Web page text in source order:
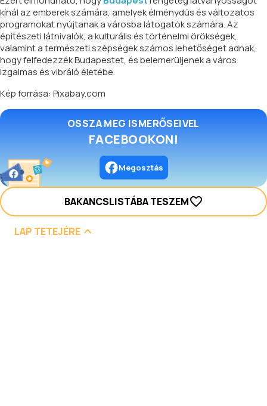
kínál az emberek számára, amelyek élménydús és változatos
programokat nyújtanak a városba látogatók számára. Az
építészeti látnivalók, a kulturális és történelmi örökségek,
valamint a természeti szépségek számos lehetőséget adnak,
hogy felfedezzék Budapestet, és belemerüljenek a város
izgalmas és vibráló életébe.
Kép forrása: Pixabay.com
OSSZA MEG ISMERŐSEIVEL
FACEBOOKON!
Megosztás
BAKANCSLISTÁBA TESZEM
LAP TETEJÉRE